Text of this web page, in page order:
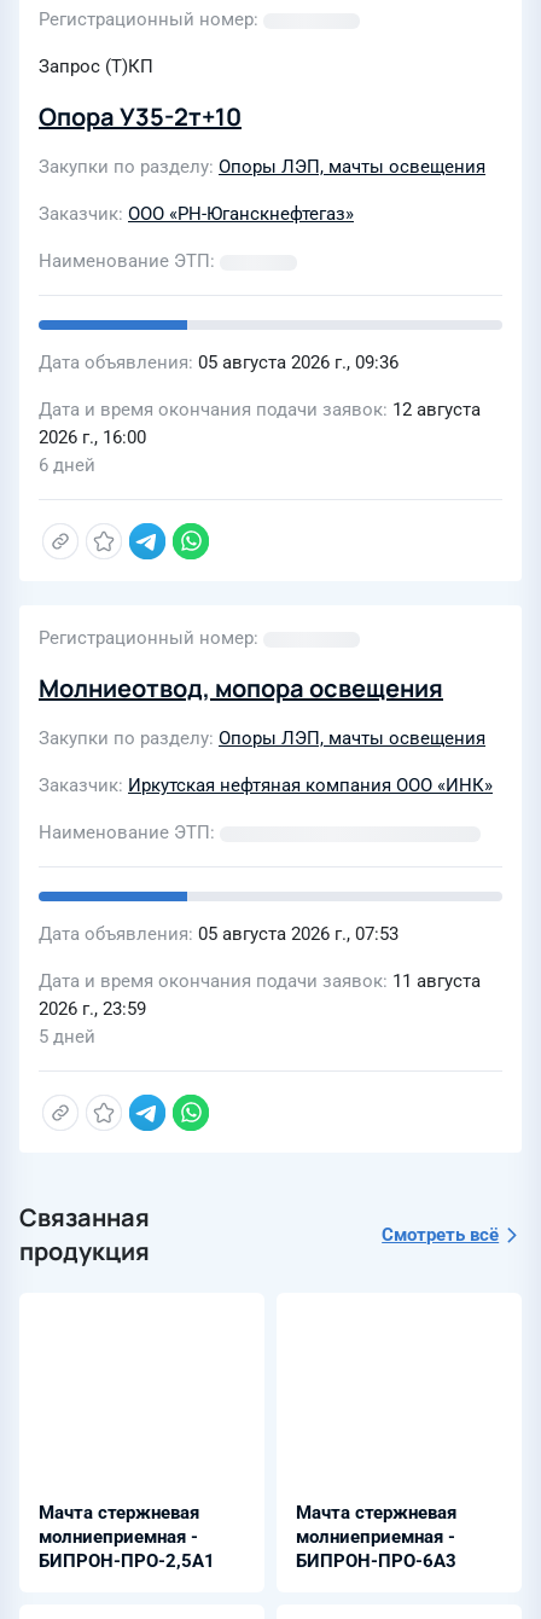
Регистрационный номер
Запрос (Т)КП
Опора У35-2т+10
Закупки по разделу Опоры ЛЭП, мачты освещения
Заказчик ООО «РН-Юганскнефтегаз»
Наименование ЭТП
Дата объявления 05 августа 2026 г., 09:36
Дата и время окончания подачи заявок 12 августа
2026 г., 16:00
6 дней
Регистрационный номер
Молниеотвод, мопора освещения
Закупки по разделу Опоры ЛЭП, мачты освещения
Заказчик Иркутская нефтяная компания ООО «ИНК»
Наименование ЭТП
Дата объявления 05 августа 2026 г., 07:53
Дата и время окончания подачи заявок 11 августа
2026 г., 23:59
5 дней
Связанная
продукция
Смотреть всё
Мачта стержневая
молниеприемная -
БИПРОН-ПРО-2,5А1
Мачта стержневая
молниеприемная -
БИПРОН-ПРО-6А3